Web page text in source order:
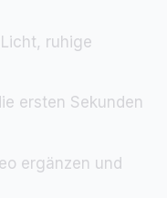
ruhige
ersten Sekunden
ergänzen und